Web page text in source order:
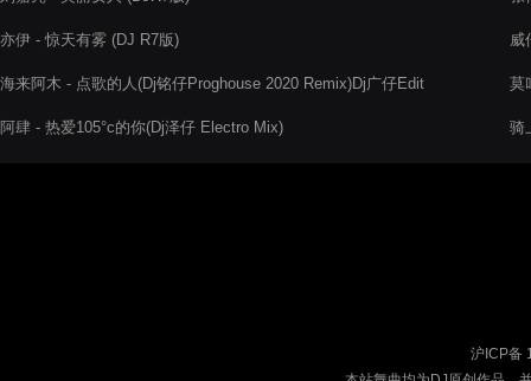
亦伊 - 惊天有雾 (DJ R7版)
海来阿木 - 点歌的人(Dj铭仔Proghouse 2020 Remix)Dj广仔Edit
阿肆 - 热爱105°c的你(Dj泽仔 Electro Mix)
威
莫
骑
沪ICP备